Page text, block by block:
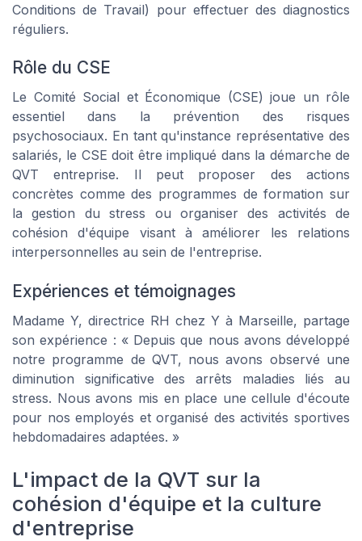
Conditions de Travail) pour effectuer des diagnostics
réguliers.
Rôle du CSE
Le Comité Social et Économique (CSE) joue un rôle
essentiel dans la prévention des risques
psychosociaux. En tant qu'instance représentative des
salariés, le CSE doit être impliqué dans la démarche de
QVT entreprise. Il peut proposer des actions
concrètes comme des programmes de formation sur
la gestion du stress ou organiser des activités de
cohésion d'équipe visant à améliorer les relations
interpersonnelles au sein de l'entreprise.
Expériences et témoignages
Madame Y, directrice RH chez Y à Marseille, partage
son expérience : « Depuis que nous avons développé
notre programme de QVT, nous avons observé une
diminution significative des arrêts maladies liés au
stress. Nous avons mis en place une cellule d'écoute
pour nos employés et organisé des activités sportives
hebdomadaires adaptées. »
L'impact de la QVT sur la
cohésion d'équipe et la culture
d'entreprise